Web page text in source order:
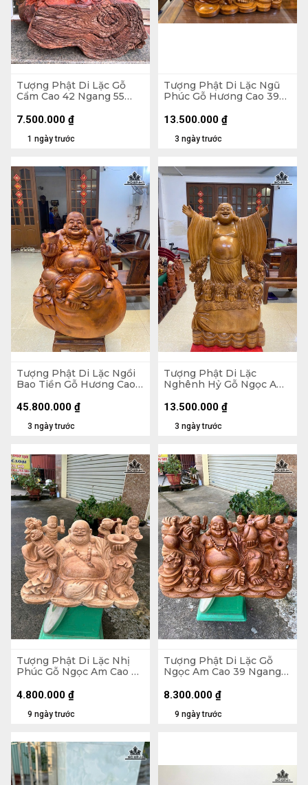
Tượng Phật Di Lặc Gỗ
Cẩm Cao 42 Ngang 55
1 ngày trước
7.500.000 ₫
Tượng Phật Di Lặc Ngũ
Phúc Gỗ Hương Cao 39
3 ngày trước
13.500.000 ₫
Tượng Phật Di Lặc Ngồi
Bao Tiền Gỗ Hương Cao
- 155kg
3 ngày trước
45.800.000 ₫
Tượng Phật Di Lặc
Nghênh Hỷ Gỗ Ngọc Am
(cm)
3 ngày trước
13.500.000 ₫
Tượng Phật Di Lặc Nhị
Phúc Gỗ Ngọc Am Cao 30
9 ngày trước
4.800.000 ₫
Tượng Phật Di Lặc Gỗ
Ngọc Am Cao 39 Ngang
9 ngày trước
8.300.000 ₫